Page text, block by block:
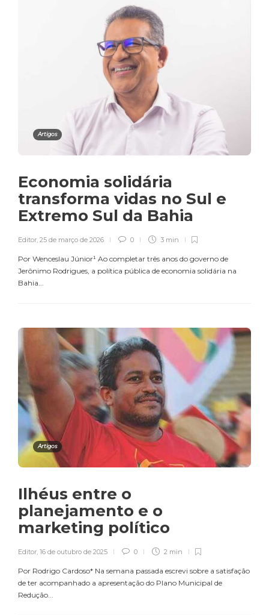
Artigos
Economia solidária
transforma vidas no Sul e
Extremo Sul da Bahia
Editor 25 de março de 2026 0 3 min
Por Wenceslau Júnior¹ Ao completar três anos do governo de
Jerônimo Rodrigues, a política pública de economia solidária na
Bahia...
Artigos
Ilhéus entre o
planejamento e o
marketing político
Editor, 16 de outubro de 2025 0 2 min
Por Rodrigo Cardoso* Na semana passada escrevi sobre a satisfação
de ter acompanhado a apresentação do Plano Municipal de
Redução...